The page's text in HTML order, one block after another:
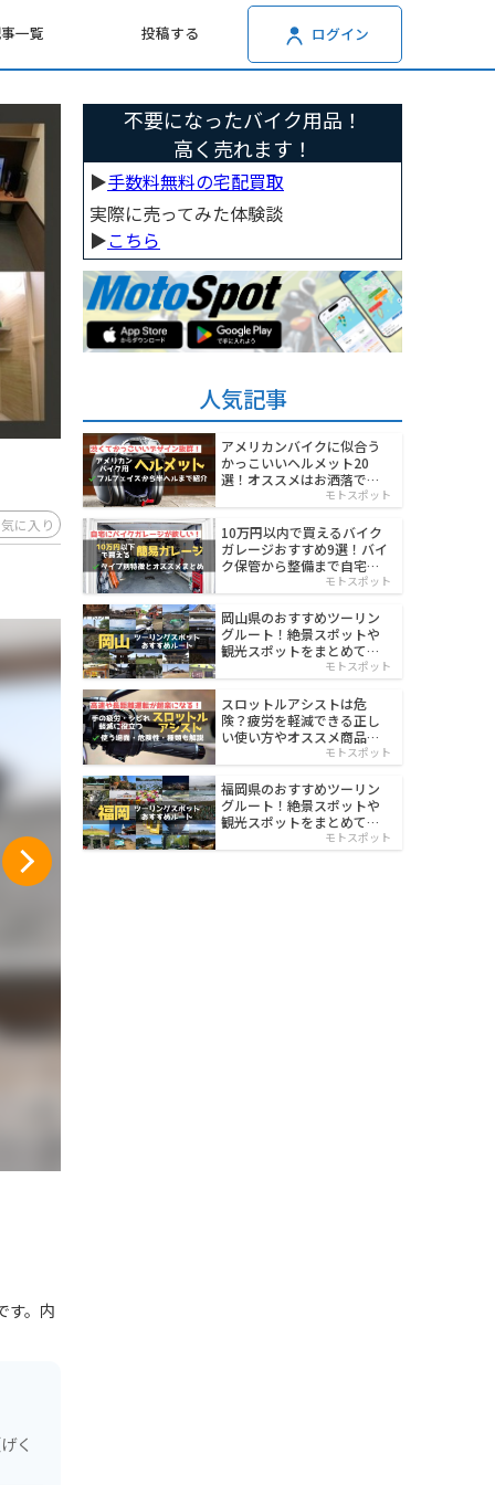
一覧 投稿する ログイン
に入り
す。内
く
不要になったバイク用品！
高く売れます！
▶︎手数料無料の宅配買取
実際に売ってみた体験談
▶︎こちら
人気記事
アメリカンバイクに似合う
かっこいいヘルメット20
選！オススメはお洒落でワ
モトスポット
10万円以内で買えるバイク
ガレージおすすめ9選！バイ
ク保管から整備まで自宅で
モトスポット
岡山県のおすすめツーリン
グルート！絶景スポットや
観光スポットをまとめて紹
モトスポット
スロットルアシストは危
険？疲労を軽減できる正し
い使い方やオススメ商品を
モトスポット
福岡県のおすすめツーリン
グルート！絶景スポットや
観光スポットをまとめて紹
モトスポット